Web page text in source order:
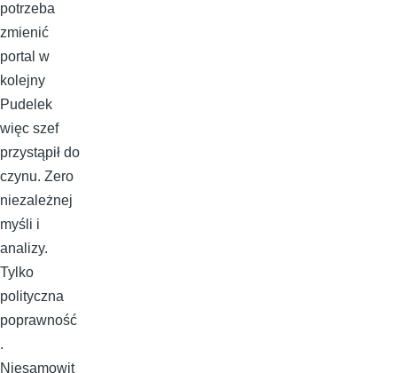
potrzeba
zmienić
portal w
kolejny
Pudelek
więc szef
przystąpił do
czynu. Zero
niezależnej
myśli i
analizy.
Tylko
polityczna
poprawność
.
Niesamowit